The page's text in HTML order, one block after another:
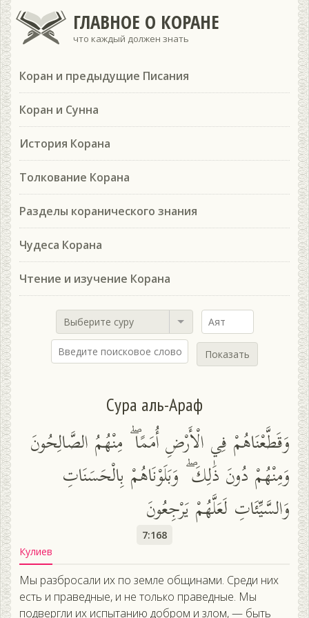
ГЛАВНОЕ О КОРАНЕ
что каждый должен знать
Коран и предыдущие Писания
Коран и Сунна
История Корана
Толкование Корана
Разделы коранического знания
Чудеса Корана
Чтение и изучение Корана
Выберите суру
Показать
Сура аль-Араф
وَقَطَّعْنَاهُمْ فِي الْأَرْضِ أُمَمًا ۖ مِنْهُمُ الصَّالِحُونَ
وَمِنْهُمْ دُونَ ذَٰلِكَ ۖ وَبَلَوْنَاهُمْ بِالْحَسَنَاتِ
وَالسَّيِّئَاتِ لَعَلَّهُمْ يَرْجِعُونَ
7:168
Кулиев
Мы разбросали их по земле общинами. Среди них
есть и праведные, и не только праведные. Мы
подвергли их испытанию добром и злом, — быть